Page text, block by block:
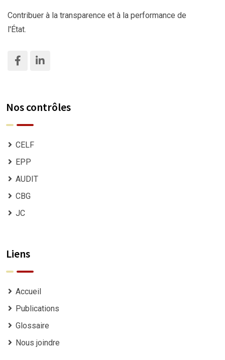
Contribuer à la transparence et à la performance de
l'État.
Nos contrôles
CELF
EPP
AUDIT
CBG
JC
Liens
Accueil
Publications
Glossaire
Nous joindre